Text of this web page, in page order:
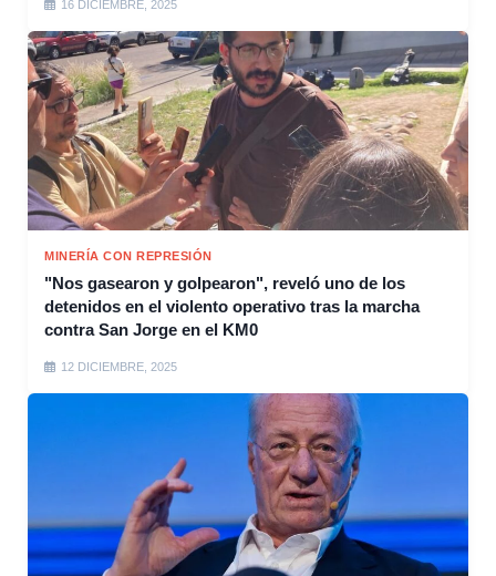
16 DICIEMBRE, 2025
MINERÍA CON REPRESIÓN
"Nos gasearon y golpearon", reveló uno de los
detenidos en el violento operativo tras la marcha
contra San Jorge en el KM0
12 DICIEMBRE, 2025